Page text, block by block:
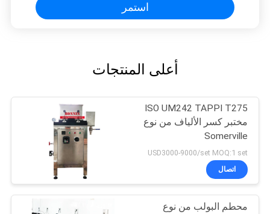
استمر
أعلى المنتجات
ISO UM242 TAPPI T275
مختبر كسر الألياف من نوع
Somerville
USD3000-9000/set MOQ:1 set
اتصال
محطم البولب من نوع